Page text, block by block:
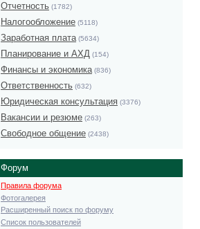
Отчетность (1782)
Налогообложение (5118)
Заработная плата(5634)
Планирование и АХД (154)
Финансы и экономика(836)
Ответственность (632)
Юридическая консультация (3376)
Вакансии и резюме (263)
Свободное общение (2438)
Форум
Правила форума
Фотогалерея
Расширенный поиск по форуму
Список пользователей